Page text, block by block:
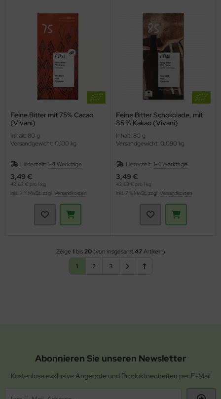
Feine Bitter mit 75% Cacao
(Vivani)
Inhalt: 80 g
Versandgewicht: 0,100 kg
Lieferzeit: 1-4 Werktage
3,49 €
43,63 € pro 1 kg
inkl. 7 % MwSt. zzgl. Versandkosten
Feine Bitter Schokolade, mit
85 % Kakao (Vivani)
Inhalt: 80 g
Versandgewicht: 0,090 kg
Lieferzeit: 1-4 Werktage
3,49 €
43,63 € pro 1 kg
inkl. 7 % MwSt. zzgl. Versandkosten
Zeige 1bis20(von insgesamt47Artikeln)
1
2 3
Abonnieren Sie unseren Newsletter
Kostenlose exklusive Angebote und Produktneuheiten per E-Mail